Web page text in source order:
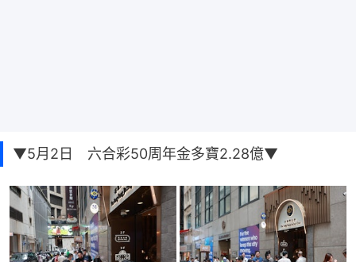
▼5月2日 六合彩50周年金多寶2.28億▼